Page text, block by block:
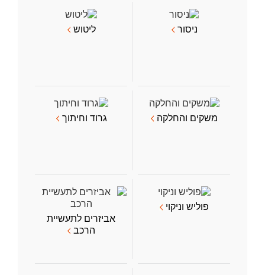
ניסור ליטוש
משקים והחלקה גרוד וחיתוך
פוליש וניקוי
אביזרים לתעשיית
הרכב